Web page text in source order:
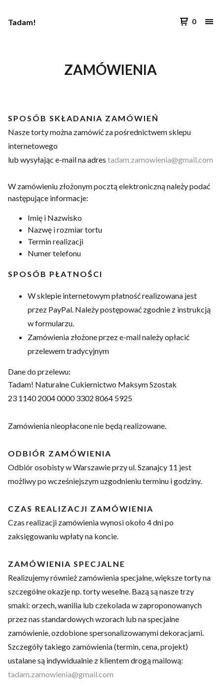
Tadam! 0
ZAMÓWIENIA
SPOSÓB SKŁADANIA ZAMÓWIEŃ
Nasze torty można zamówić za pośrednictwem sklepu
internetowego
lub wysyłając e-mail na adres tadam.zamowienia@gmail.com
W zamówieniu złożonym pocztą elektroniczną należy podać
następujące informacje:
Imię i Nazwisko
Nazwę i rozmiar tortu
Termin realizacji
Numer telefonu
SPOSÓB PŁATNOŚCI
W sklepie internetowym płatność realizowana jest
przez PayPal. Należy postępować zgodnie z instrukcją
w formularzu.
Zamówienia złożone przez e-mail należy opłacić
przelewem tradycyjnym
Dane do przelewu:
Tadam! Naturalne Cukiernictwo Maksym Szostak
23 1140 2004 0000 3302 8064 5925
Zamówienia nieopłacone nie będą realizowane.
ODBIÓR ZAMÓWIENIA
Odbiór osobisty w Warszawie przy ul. Szanajcy 11 jest
możliwy po wcześniejszym uzgodnieniu terminu i godziny.
CZAS REALIZACJI ZAMÓWIENIA
Czas realizacji zamówienia wynosi około 4 dni po
zaksięgowaniu wpłaty na koncie.
ZAMÓWIENIA SPECJALNE
Realizujemy również zamówienia specjalne, większe torty na
szczególne okazje np. torty weselne. Bazą są nasze trzy
smaki: orzech, wanilia lub czekolada w zaproponowanych
przez nas standardowych wzorach lub na specjalne
zamówienie, ozdobione spersonalizowanymi dekoracjami.
Szczegóły takiego zamówienia (termin, cena, projekt)
ustalane są indywidualnie z klientem drogą mailową:
tadam.zamowienia@gmail.com